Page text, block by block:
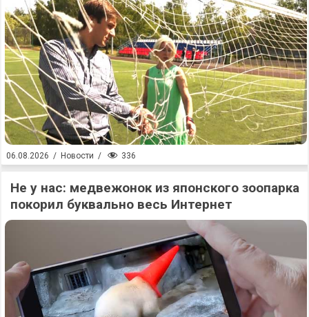
06.08.2026 / Новости / 336
Не у нас: медвежонок из японского зоопарка
покорил буквально весь Интернет